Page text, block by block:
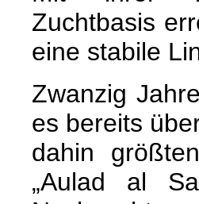
Zuchtbasis
eine stabile
Zwanzig
es bereits
dahin
„Aulad al